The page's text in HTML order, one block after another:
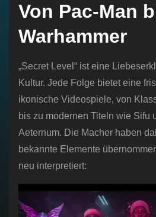
Von Pac-Man
Warhammer
„Secret Level“ ist eine
Kultur. Jede Folge bietet eine
ikonische Videospiele, von
bis zu modernen Titeln wie Sifu
Aeternum. Die Macher haben
bekannte Elemente
neu interpretiert: